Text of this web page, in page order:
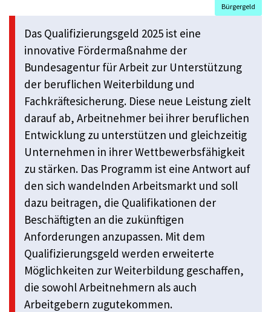
Bürgergeld
Das Qualifizierungsgeld 2025 ist eine
innovative Fördermaßnahme der
Bundesagentur für Arbeit zur Unterstützung
der beruflichen Weiterbildung und
Fachkräftesicherung. Diese neue Leistung zielt
darauf ab, Arbeitnehmer bei ihrer beruflichen
Entwicklung zu unterstützen und gleichzeitig
Unternehmen in ihrer Wettbewerbsfähigkeit
zu stärken. Das Programm ist eine Antwort auf
den sich wandelnden Arbeitsmarkt und soll
dazu beitragen, die Qualifikationen der
Beschäftigten an die zukünftigen
Anforderungen anzupassen. Mit dem
Qualifizierungsgeld werden erweiterte
Möglichkeiten zur Weiterbildung geschaffen,
die sowohl Arbeitnehmern als auch
Arbeitgebern zugutekommen.